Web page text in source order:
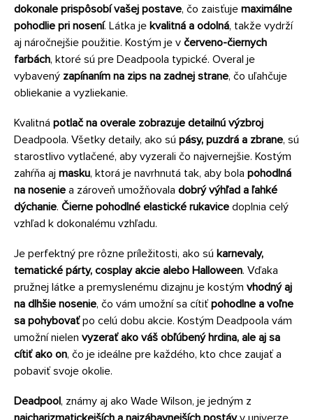
dokonale prispôsobí vašej postave, čo zaisťuje maximálne
pohodlie pri nosení. Látka je kvalitná a odolná, takže vydrží
aj náročnejšie použitie. Kostým je v červeno-čiernych
farbách, ktoré sú pre Deadpoola typické. Overal je
vybavený zapínaním na zips na zadnej strane, čo uľahčuje
obliekanie a vyzliekanie.
Kvalitná potlač na overale zobrazuje detailnú výzbroj
Deadpoola. Všetky detaily, ako sú pásy, puzdrá a zbrane, sú
starostlivo vytlačené, aby vyzerali čo najvernejšie. Kostým
zahŕňa aj masku, ktorá je navrhnutá tak, aby bola pohodlná
na nosenie a zároveň umožňovala dobrý výhľad a ľahké
dýchanie. Čierne pohodlné elastické rukavice doplnia celý
vzhľad k dokonalému vzhľadu.
Je perfektný pre rôzne príležitosti, ako sú karnevaly,
tematické párty, cosplay akcie alebo Halloween. Vďaka
pružnej látke a premyslenému dizajnu je kostým vhodný aj
na dlhšie nosenie, čo vám umožní sa cítiť pohodlne a voľne
sa pohybovaťpo celú dobu akcie. Kostým Deadpoola vám
umožní nielen vyzerať ako váš obľúbený hrdina, ale aj sa
cítiť ako on, čo je ideálne pre každého, kto chce zaujať a
pobaviť svoje okolie.
Deadpool, známy aj ako Wade Wilson, je jedným z